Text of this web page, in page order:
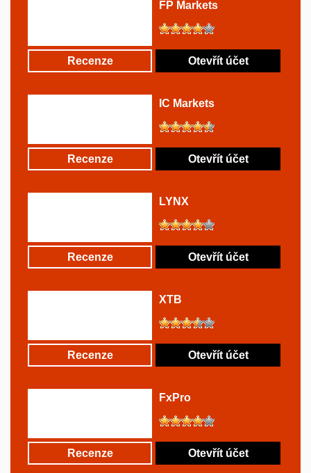
FP Markets
Recenze Otevřít účet
IC Markets
Recenze Otevřít účet
LYNX
Recenze Otevřít účet
XTB
Recenze Otevřít účet
FxPro
Recenze Otevřít účet